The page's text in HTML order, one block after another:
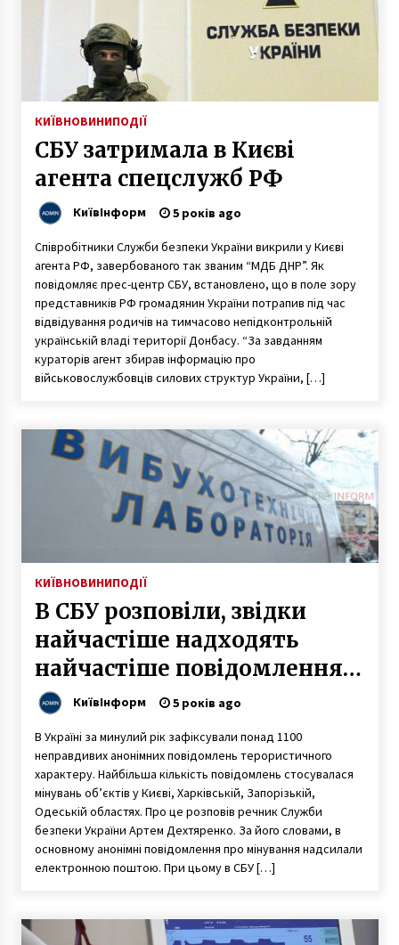
Підлітки не стримали нецензурної лексики,
коли знайшли сліпих кошенят, замотаних в
кульок з-під хлібу
5 років ago
Військовий оркестр Київського гарнізону
8 років ago
Наскільки американськими повинні бути
американські школи?
7 років ago
“Символічний знак”: у столиці розвалюється
Інститут розвитку Києва (ФОТО)
7 років ago
Чому вулиця Льва Толстого має таку назву?
7 років ago
КИЇВНОВИНИПОДІЇ
СБУ затримала в Києві
агента спецслужб РФ
КиївІнформ 5 років ago
Співробітники Служби безпеки України викрили у Києві
агента РФ, завербованого так званим “МДБ ДНР”. Як
повідомляє прес-центр СБУ, встановлено, що в поле зору
представників РФ громадянин України потрапив під час
відвідування родичів на тимчасово непідконтрольній
українській владі території Донбасу. “За завданням
кураторів агент збирав інформацію про
військовослужбовців силових структур України, […]
КИЇВНОВИНИПОДІЇ
В СБУ розповіли, звідки
найчастіше надходять
найчастіше повідомлення
про “мінування”
КиївІнформ 5 років ago
В Україні за минулий рік зафіксували понад 1100
неправдивих анонімних повідомлень терористичного
характеру. Найбільша кількість повідомлень стосувалася
мінувань об’єктів у Києві, Харківській, Запорізькій,
Одеській областях. Про це розповів речник Служби
безпеки України Артем Дехтяренко. За його словами, в
основному анонімні повідомлення про мінування надсилали
електронною поштою. При цьому в СБУ […]